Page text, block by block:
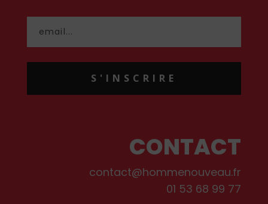
S'INSCRIRE
CONTACT
contact@hommenouveau.fr
01 53 68 99 77